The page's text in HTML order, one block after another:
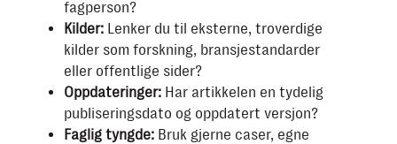
fagperson?
Kilder: Lenker du til eksterne, troverdige
kilder som forskning, bransjestandarder
eller offentlige sider?
Oppdateringer: Har artikkelen en tydelig
publiseringsdato og oppdatert versjon?
Faglig tyngde: Bruk gjerne caser, egne